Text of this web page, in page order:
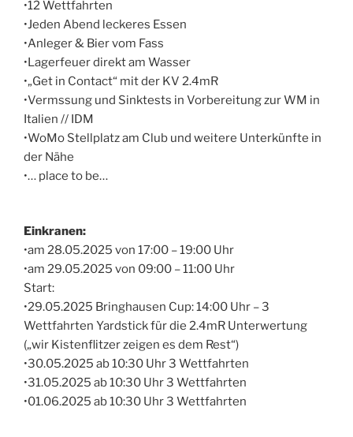
•12 Wettfahrten
•Jeden Abend leckeres Essen
•Anleger & Bier vom Fass
•Lagerfeuer direkt am Wasser
•„Get in Contact“ mit der KV 2.4mR
•Vermssung und Sinktests in Vorbereitung zur WM in
Italien // IDM
•WoMo Stellplatz am Club und weitere Unterkünfte in
der Nähe
•… place to be…
Einkranen:
•am 28.05.2025 von 17:00 – 19:00 Uhr
•am 29.05.2025 von 09:00 – 11:00 Uhr
Start:
•29.05.2025 Bringhausen Cup: 14:00 Uhr – 3
Wettfahrten Yardstick für die 2.4mR Unterwertung
(„wir Kistenflitzer zeigen es dem Rest“)
•30.05.2025 ab 10:30 Uhr 3 Wettfahrten
•31.05.2025 ab 10:30 Uhr 3 Wettfahrten
•01.06.2025 ab 10:30 Uhr 3 Wettfahrten